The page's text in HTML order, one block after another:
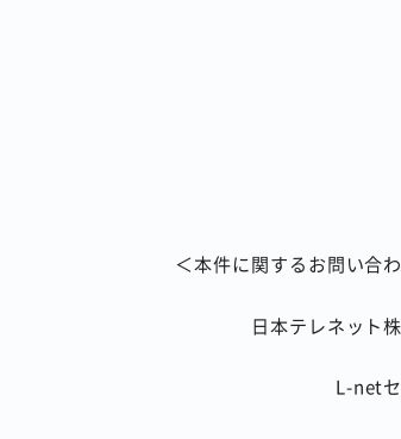
＜本件に関するお問い合
日本テレネット
L-net